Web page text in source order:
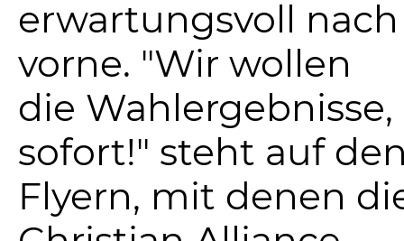
erwartungsvoll nach
vorne. "Wir wollen
die Wahlergebnisse,
sofort!" steht auf
Flyern, mit denen